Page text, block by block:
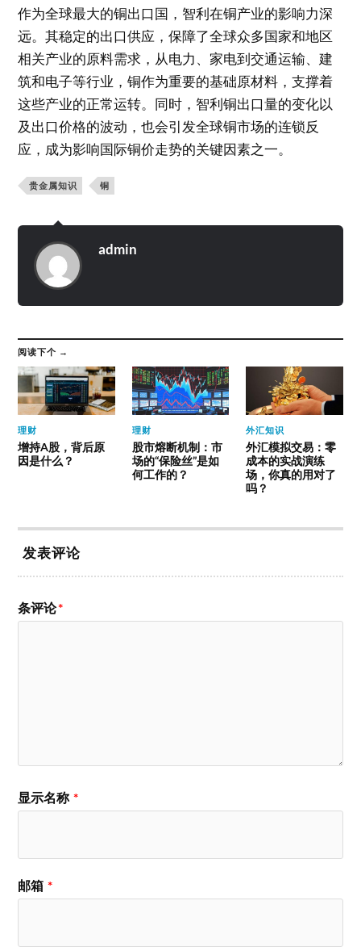
作为全球最大的铜出口国，智利在铜产业的影响力深
远。其稳定的出口供应，保障了全球众多国家和地区
相关产业的原料需求，从电力、家电到交通运输、建
筑和电子等行业，铜作为重要的基础原材料，支撑着
这些产业的正常运转。同时，智利铜出口量的变化以
及出口价格的波动，也会引发全球铜市场的连锁反
应，成为影响国际铜价走势的关键因素之一。​
贵金属知识 铜
admin
阅读下个 →
理财
增持A股，背后原
因是什么？
理财
股市熔断机制：市
场的“保险丝”是如
何工作的？
外汇知识
外汇模拟交易：零
成本的实战演练
场，你真的用对了
吗？
发表评论
条评论*
显示名称 *
邮箱 *